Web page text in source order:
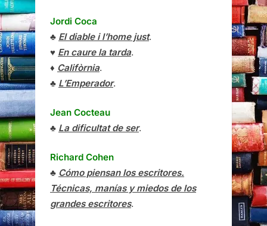
Jordi Coca
♣ El diable i l’home just.
♥ En caure la tarda.
♦ Califòrnia.
♣ L’Emperador.
Jean Cocteau
♣ La dificultat de ser.
Richard Cohen
♣ Cómo piensan los escritores.
Técnicas, manías y miedos de los
grandes escritores.